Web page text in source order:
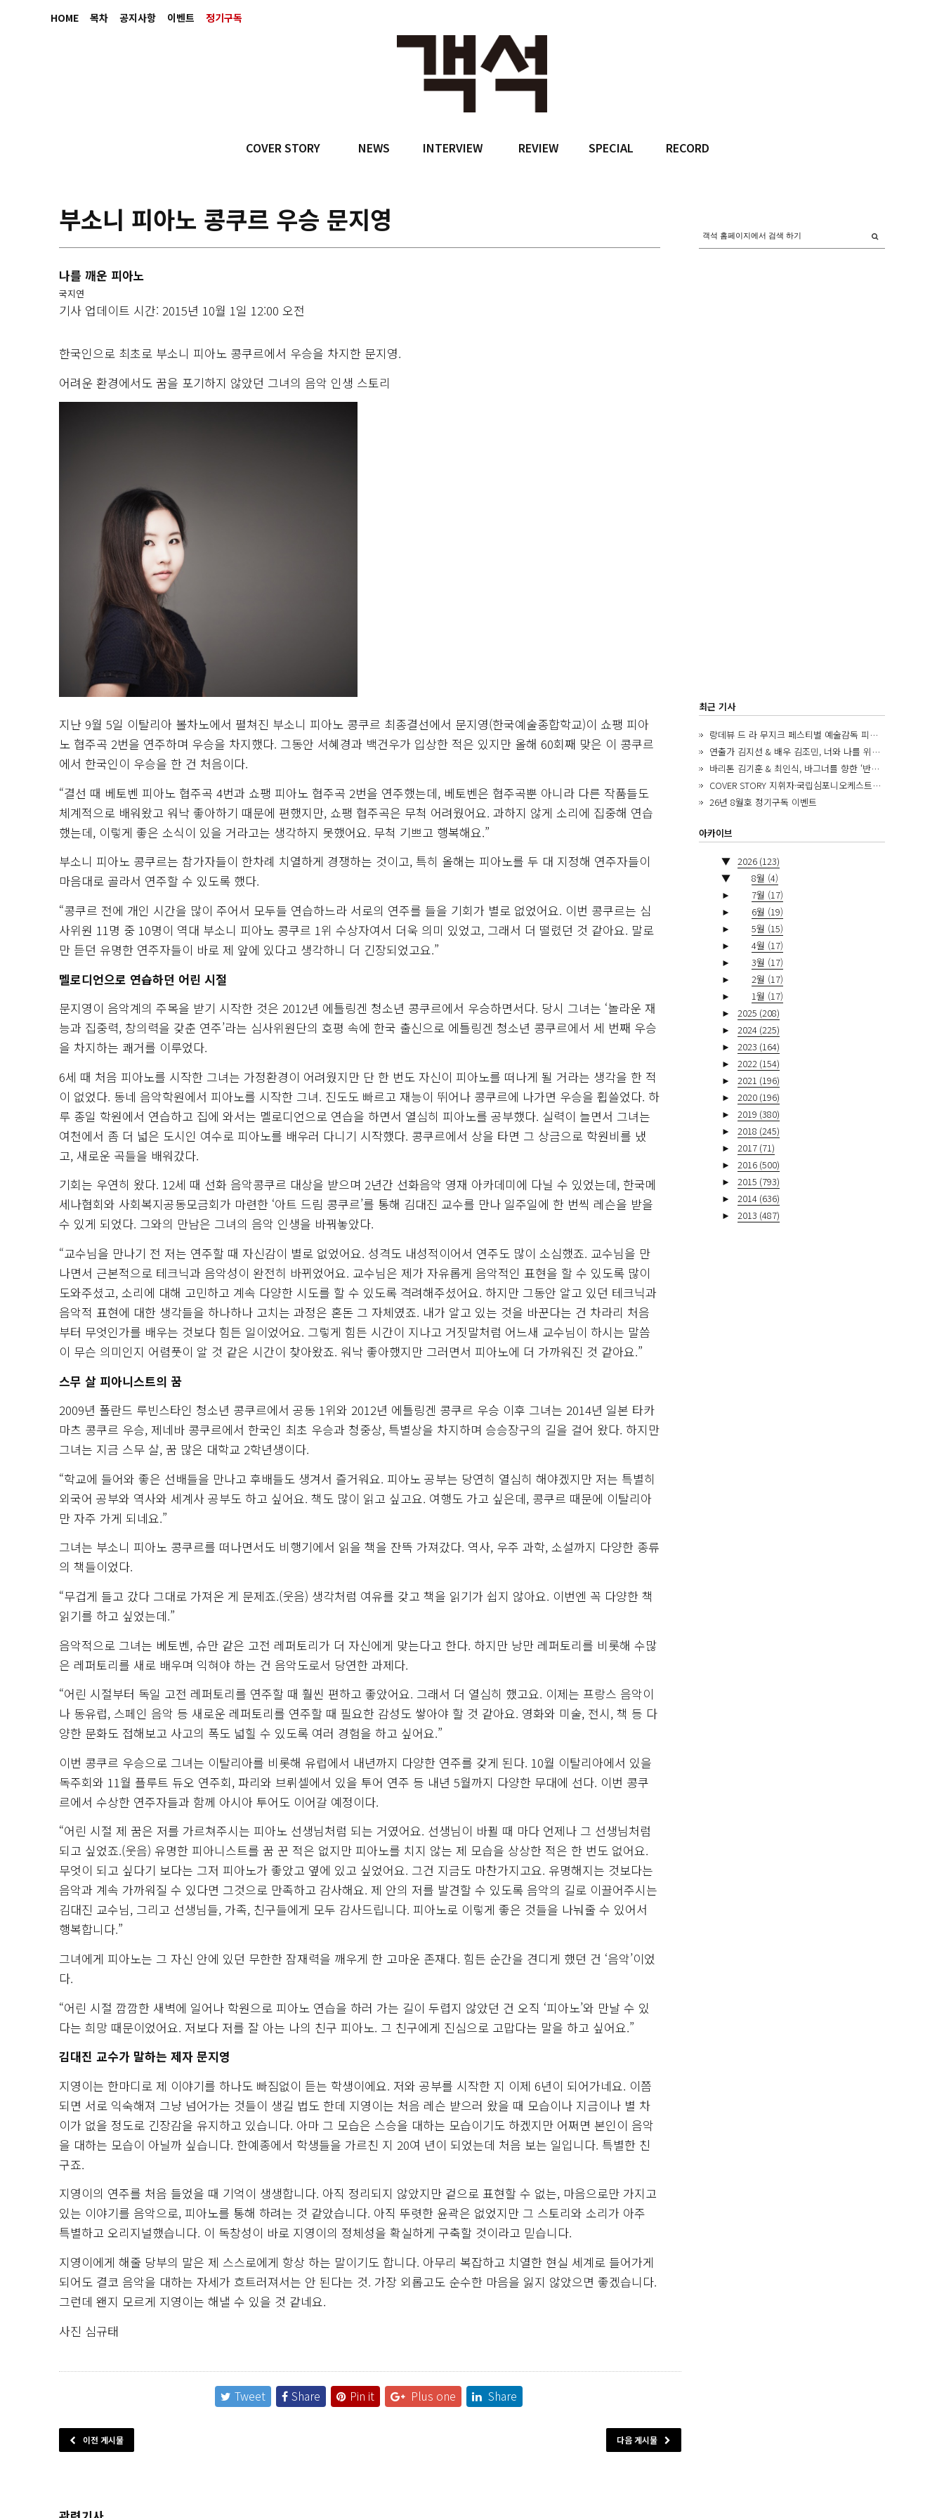
HOME 목차 공지사항 이벤트 정기구독
COVER STORY NEWS INTERVIEW REVIEW SPECIAL RECORD
부소니 피아노 콩쿠르 우승 문지영
나를 깨운 피아노
국지연
기사 업데이트 시간: 2015년 10월 1일 12:00 오전
한국인으로 최초로 부소니 피아노 콩쿠르에서 우승을 차지한 문지영.
어려운 환경에서도 꿈을 포기하지 않았던 그녀의 음악 인생 스토리
지난 9월 5일 이탈리아 볼차노에서 펼쳐진 부소니 피아노 콩쿠르 최종결선에서 문지영(한국예술종합학교)이 쇼팽 피아
노 협주곡 2번을 연주하며 우승을 차지했다. 그동안 서혜경과 백건우가 입상한 적은 있지만 올해 60회째 맞은 이 콩쿠르
에서 한국인이 우승을 한 건 처음이다.
“결선 때 베토벤 피아노 협주곡 4번과 쇼팽 피아노 협주곡 2번을 연주했는데, 베토벤은 협주곡뿐 아니라 다른 작품들도
체계적으로 배워왔고 워낙 좋아하기 때문에 편했지만, 쇼팽 협주곡은 무척 어려웠어요. 과하지 않게 소리에 집중해 연습
했는데, 이렇게 좋은 소식이 있을 거라고는 생각하지 못했어요. 무척 기쁘고 행복해요.”
부소니 피아노 콩쿠르는 참가자들이 한차례 치열하게 경쟁하는 것이고, 특히 올해는 피아노를 두 대 지정해 연주자들이
마음대로 골라서 연주할 수 있도록 했다.
“콩쿠르 전에 개인 시간을 많이 주어서 모두들 연습하느라 서로의 연주를 들을 기회가 별로 없었어요. 이번 콩쿠르는 심
사위원 11명 중 10명이 역대 부소니 피아노 콩쿠르 1위 수상자여서 더욱 의미 있었고, 그래서 더 떨렸던 것 같아요. 말로
만 듣던 유명한 연주자들이 바로 제 앞에 있다고 생각하니 더 긴장되었고요.”
멜로디언으로 연습하던 어린 시절
문지영이 음악계의 주목을 받기 시작한 것은 2012년 에틀링겐 청소년 콩쿠르에서 우승하면서다. 당시 그녀는 ‘놀라운 재
능과 집중력, 창의력을 갖춘 연주’라는 심사위원단의 호평 속에 한국 출신으로 에틀링겐 청소년 콩쿠르에서 세 번째 우승
을 차지하는 쾌거를 이루었다.
6세 때 처음 피아노를 시작한 그녀는 가정환경이 어려웠지만 단 한 번도 자신이 피아노를 떠나게 될 거라는 생각을 한 적
이 없었다. 동네 음악학원에서 피아노를 시작한 그녀. 진도도 빠르고 재능이 뛰어나 콩쿠르에 나가면 우승을 휩쓸었다. 하
루 종일 학원에서 연습하고 집에 와서는 멜로디언으로 연습을 하면서 열심히 피아노를 공부했다. 실력이 늘면서 그녀는
여천에서 좀 더 넓은 도시인 여수로 피아노를 배우러 다니기 시작했다. 콩쿠르에서 상을 타면 그 상금으로 학원비를 냈
고, 새로운 곡들을 배워갔다.
기회는 우연히 왔다. 12세 때 선화 음악콩쿠르 대상을 받으며 2년간 선화음악 영재 아카데미에 다닐 수 있었는데, 한국메
세나협회와 사회복지공동모금회가 마련한 ‘아트 드림 콩쿠르’를 통해 김대진 교수를 만나 일주일에 한 번씩 레슨을 받을
수 있게 되었다. 그와의 만남은 그녀의 음악 인생을 바꿔놓았다.
“교수님을 만나기 전 저는 연주할 때 자신감이 별로 없었어요. 성격도 내성적이어서 연주도 많이 소심했죠. 교수님을 만
나면서 근본적으로 테크닉과 음악성이 완전히 바뀌었어요. 교수님은 제가 자유롭게 음악적인 표현을 할 수 있도록 많이
도와주셨고, 소리에 대해 고민하고 계속 다양한 시도를 할 수 있도록 격려해주셨어요. 하지만 그동안 알고 있던 테크닉과
음악적 표현에 대한 생각들을 하나하나 고치는 과정은 혼돈 그 자체였죠. 내가 알고 있는 것을 바꾼다는 건 차라리 처음
부터 무엇인가를 배우는 것보다 힘든 일이었어요. 그렇게 힘든 시간이 지나고 거짓말처럼 어느새 교수님이 하시는 말씀
이 무슨 의미인지 어렴풋이 알 것 같은 시간이 찾아왔죠. 워낙 좋아했지만 그러면서 피아노에 더 가까워진 것 같아요.”
스무 살 피아니스트의 꿈
2009년 폴란드 루빈스타인 청소년 콩쿠르에서 공동 1위와 2012년 에틀링겐 콩쿠르 우승 이후 그녀는 2014년 일본 타카
마츠 콩쿠르 우승, 제네바 콩쿠르에서 한국인 최초 우승과 청중상, 특별상을 차지하며 승승장구의 길을 걸어 왔다. 하지만
그녀는 지금 스무 살, 꿈 많은 대학교 2학년생이다.
“학교에 들어와 좋은 선배들을 만나고 후배들도 생겨서 즐거워요. 피아노 공부는 당연히 열심히 해야겠지만 저는 특별히
외국어 공부와 역사와 세계사 공부도 하고 싶어요. 책도 많이 읽고 싶고요. 여행도 가고 싶은데, 콩쿠르 때문에 이탈리아
만 자주 가게 되네요.”
그녀는 부소니 피아노 콩쿠르를 떠나면서도 비행기에서 읽을 책을 잔뜩 가져갔다. 역사, 우주 과학, 소설까지 다양한 종류
의 책들이었다.
“무겁게 들고 갔다 그대로 가져온 게 문제죠.(웃음) 생각처럼 여유를 갖고 책을 읽기가 쉽지 않아요. 이번엔 꼭 다양한 책
읽기를 하고 싶었는데.”
음악적으로 그녀는 베토벤, 슈만 같은 고전 레퍼토리가 더 자신에게 맞는다고 한다. 하지만 낭만 레퍼토리를 비롯해 수많
은 레퍼토리를 새로 배우며 익혀야 하는 건 음악도로서 당연한 과제다.
“어린 시절부터 독일 고전 레퍼토리를 연주할 때 훨씬 편하고 좋았어요. 그래서 더 열심히 했고요. 이제는 프랑스 음악이
나 동유럽, 스페인 음악 등 새로운 레퍼토리를 연주할 때 필요한 감성도 쌓아야 할 것 같아요. 영화와 미술, 전시, 책 등 다
양한 문화도 접해보고 사고의 폭도 넓힐 수 있도록 여러 경험을 하고 싶어요.”
이번 콩쿠르 우승으로 그녀는 이탈리아를 비롯해 유럽에서 내년까지 다양한 연주를 갖게 된다. 10월 이탈리아에서 있을
독주회와 11월 플루트 듀오 연주회, 파리와 브뤼셀에서 있을 투어 연주 등 내년 5월까지 다양한 무대에 선다. 이번 콩쿠
르에서 수상한 연주자들과 함께 아시아 투어도 이어갈 예정이다.
“어린 시절 제 꿈은 저를 가르쳐주시는 피아노 선생님처럼 되는 거였어요. 선생님이 바뀔 때 마다 언제나 그 선생님처럼
되고 싶었죠.(웃음) 유명한 피아니스트를 꿈 꾼 적은 없지만 피아노를 치지 않는 제 모습을 상상한 적은 한 번도 없어요.
무엇이 되고 싶다기 보다는 그저 피아노가 좋았고 옆에 있고 싶었어요. 그건 지금도 마찬가지고요. 유명해지는 것보다는
음악과 계속 가까워질 수 있다면 그것으로 만족하고 감사해요. 제 안의 저를 발견할 수 있도록 음악의 길로 이끌어주시는
김대진 교수님, 그리고 선생님들, 가족, 친구들에게 모두 감사드립니다. 피아노로 이렇게 좋은 것들을 나눠줄 수 있어서
행복합니다.”
그녀에게 피아노는 그 자신 안에 있던 무한한 잠재력을 깨우게 한 고마운 존재다. 힘든 순간을 견디게 했던 건 ‘음악’이었
다.
“어린 시절 깜깜한 새벽에 일어나 학원으로 피아노 연습을 하러 가는 길이 두렵지 않았던 건 오직 ‘피아노’와 만날 수 있
다는 희망 때문이었어요. 저보다 저를 잘 아는 나의 친구 피아노. 그 친구에게 진심으로 고맙다는 말을 하고 싶어요.”
김대진 교수가 말하는 제자 문지영
지영이는 한마디로 제 이야기를 하나도 빠짐없이 듣는 학생이에요. 저와 공부를 시작한 지 이제 6년이 되어가네요. 이쯤
되면 서로 익숙해져 그냥 넘어가는 것들이 생길 법도 한데 지영이는 처음 레슨 받으러 왔을 때 모습이나 지금이나 별 차
이가 없을 정도로 긴장감을 유지하고 있습니다. 아마 그 모습은 스승을 대하는 모습이기도 하겠지만 어쩌면 본인이 음악
을 대하는 모습이 아닐까 싶습니다. 한예종에서 학생들을 가르친 지 20여 년이 되었는데 처음 보는 일입니다. 특별한 친
구죠.
지영이의 연주를 처음 들었을 때 기억이 생생합니다. 아직 정리되지 않았지만 겉으로 표현할 수 없는, 마음으로만 가지고
있는 이야기를 음악으로, 피아노를 통해 하려는 것 같았습니다. 아직 뚜렷한 윤곽은 없었지만 그 스토리와 소리가 아주
특별하고 오리지널했습니다. 이 독창성이 바로 지영이의 정체성을 확실하게 구축할 것이라고 믿습니다.
지영이에게 해줄 당부의 말은 제 스스로에게 항상 하는 말이기도 합니다. 아무리 복잡하고 치열한 현실 세계로 들어가게
되어도 결코 음악을 대하는 자세가 흐트러져서는 안 된다는 것. 가장 외롭고도 순수한 마음을 잃지 않았으면 좋겠습니다.
그런데 왠지 모르게 지영이는 해낼 수 있을 것 같네요.
사진 심규태
Tweet Share Pin it Plus one Share
이전 게시물 다음 게시물
최근 기사
랑데뷰 드 라 무지크 페스티벌 예술감독 피아니스트 김혜진, 5년간의 여정을 돌아보며
연출가 김지선 & 배우 김조민, 너와 나를 위한 ‘모두의 숲’에서 만나는 동심
바리톤 김기훈 & 최인식, 바그너를 향한 ‘반지 원정대’를 앞두고
COVER STORY 지휘자·국립심포니오케스트라 제8대 음악감독 로베르토 아바도
26년 8월호 정기구독 이벤트
아카이브
▼ 2026 (123)
▼
8월 (4)
►
7월 (17)
►
6월 (19)
►
5월 (15)
►
4월 (17)
►
3월 (17)
►
2월 (17)
►
1월 (17)
►
2025 (208)
►
2024 (225)
►
2023 (164)
►
2022 (154)
►
2021 (196)
►
2020 (196)
►
2019 (380)
►
2018 (245)
►
2017 (71)
►
2016 (500)
►
2015 (793)
►
2014 (636)
►
2013 (487)